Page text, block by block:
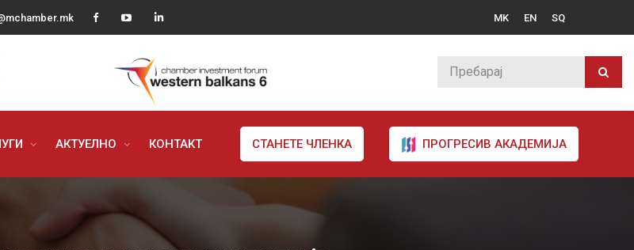
MK EN SQ
АКТУЕЛНО КОНТАКТ СТАНЕТЕ ЧЛЕНКА ПРОГРЕСИВ АКАДЕМИЈА